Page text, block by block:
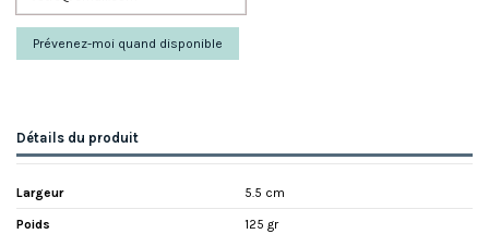
Détails du produit
Largeur 5.5 cm
Poids 125 gr